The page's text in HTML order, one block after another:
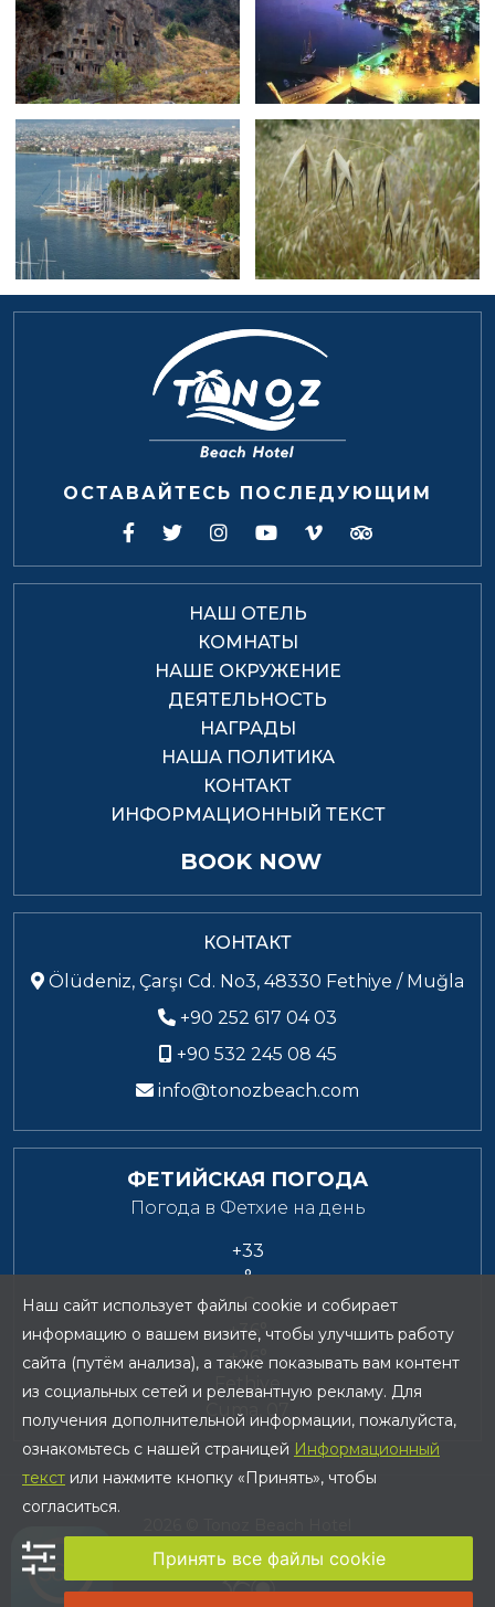
ОСТАВАЙТЕСЬ ПОСЛЕДУЮЩИМ
НАШ ОТЕЛЬ
КОМНАТЫ
НАШЕ ОКРУЖЕНИЕ
ДЕЯТЕЛЬНОСТЬ
НАГРАДЫ
НАША ПОЛИТИКА
КОНТАКТ
ИНФОРМАЦИОННЫЙ ТЕКСТ
BOOK NOW
КОНТАКТ
Ölüdeniz, Çarşı Cd. No3, 48330 Fethiye / Muğla
+90 252 617 04 03
+90 532 245 08 45
info@tonozbeach.com
ФЕТИЙСКАЯ ПОГОДА
Погода в Фетхие на день
+33
°
C
+36°
+26°
Fethiye
Cuma, 07
Наш сайт использует файлы cookie и собирает
информацию о вашем визите, чтобы улучшить работу
сайта (путём анализа), а также показывать вам контент
из социальных сетей и релевантную рекламу. Для
получения дополнительной информации, пожалуйста,
ознакомьтесь с нашей страницей Информационный
текст или нажмите кнопку «Принять», чтобы
согласиться.
Принять все файлы cookie